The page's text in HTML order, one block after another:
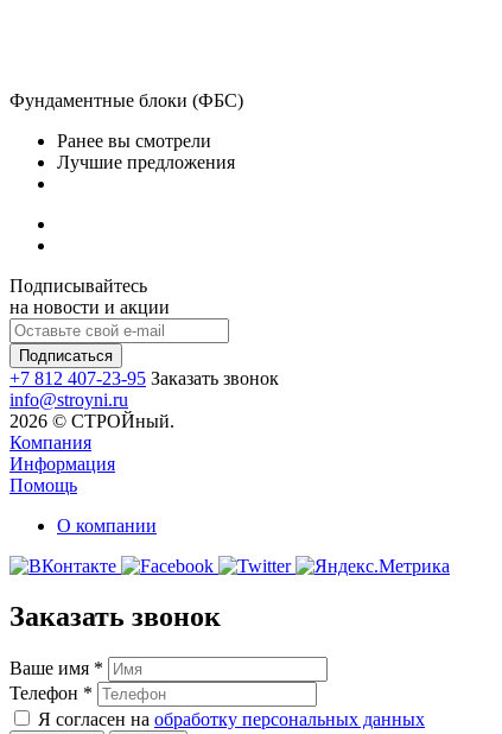
Фундаментные блоки (ФБС)
Ранее вы смотрели
Лучшие предложения
Подписывайтесь
на новости и акции
+7 812 407-23-95 Заказать звонок
info@stroyni.ru
2026 © СТРОЙный.
Компания
Информация
Помощь
О компании
Заказать звонок
Ваше имя *
Телефон *
Я согласен на обработку персональных данных